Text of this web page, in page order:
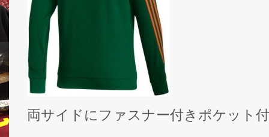
両サイドにファスナー付きポケット